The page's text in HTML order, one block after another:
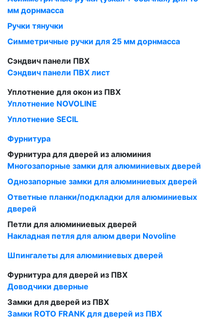
мм дорнмасса
Ручки тянучки
Симметричные ручки для 25 мм дорнмасса
Сэндвич панели ПВХ
Сэндвич панели ПВХ лист
Уплотнение для окон из ПВХ
Уплотнение NOVOLINE
Уплотнение SECIL
Фурнитура
Фурнитура для дверей из алюминия
Многозапорные замки для алюминиевых дверей
Однозапорные замки для алюминиевых дверей
Ответные планки/подкладки для алюминиевых
дверей
Петли для алюминиевых дверей
Накладная петля для алюм двери Novoline
Шпингалеты для алюминиевых дверей
Фурнитура для дверей из ПВХ
Доводчики дверные
Замки для дверей из ПВХ
Замки ROTO FRANK для дверей из ПВХ